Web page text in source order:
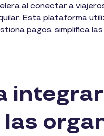
al conectar a
Esta plataforma
pagos, simplifica